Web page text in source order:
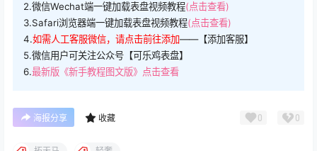
2.微信Wechat端一键加载表盘视频教程(点击查看)
3.Safari浏览器端一键加载表盘视频教程(点击查看)
4.如需人工客服微信，请点击前往添加——【添加客服】
5.微信用户可关注公众号【可乐鸡表盘】
6.最新版《新手教程图文版》点击查看
海报分享 收藏 0 0